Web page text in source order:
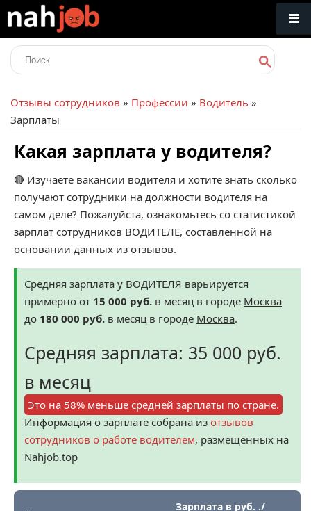
Отзывы сотрудников » Профессии » Водитель »
Зарплаты
Какая зарплата у водителя?
🔴 Изучаете вакансии водителя и хотите знать сколько
получают сотрудники на должности водителя на
самом деле? Пожалуйста, ознакомьтесь со статистикой
зарплат сотрудников ВОДИТЕЛЕ, составленной на
основании данных из отзывов.
Средняя зарплата у ВОДИТЕЛЯ варьируется
примерно от 15 000 руб. в месяц в городе Москва
до 180 000 руб. в месяц в городе Москва.
Средняя зарплата: 35 000 руб.
в месяц
Это на 58% меньше средней зарплаты по стране.
Информация о зарплате собрана из отзывов
сотрудников о работе водителем, размещенных на
Nahjob.top
Зарплата в руб. ./